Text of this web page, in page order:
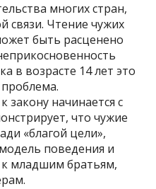
многих стран,
связи. Чтение чужих
быть расценено
в возрасте 14 лет это
начинается с
что чужие
«благой цели»,
поведения и
младшим братьям,